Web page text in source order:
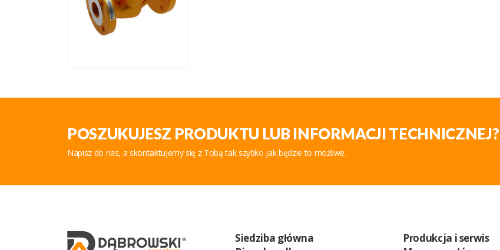
POSZUKUJESZ PRODUKTU LUB INFORMACJI TECHNICZNEJ?
Napisz do nas, a skontaktujemy się z Tobą tak szybko jak będzie to możliwe.
Siedziba główna
Produkcja i serwis